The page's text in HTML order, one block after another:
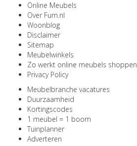
Online Meubels
Over Furn.nl
Woonblog
Disclaimer
Sitemap
Meubelwinkels
Zo werkt online meubels shoppen
Privacy Policy
Meubelbranche vacatures
Duurzaamheid
Kortingscodes
1 meubel = 1 boom
Tuinplanner
Adverteren